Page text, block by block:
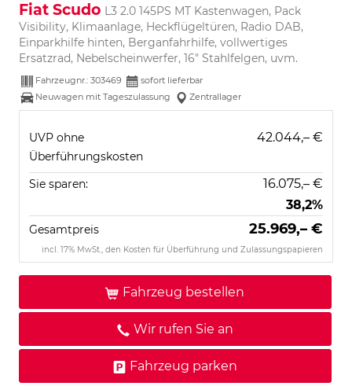
Fiat Scudo L3 2.0 145PS MT Kastenwagen, Pack
Visibility, Klimaanlage, Heckflügeltüren, Radio DAB,
Einparkhilfe hinten, Berganfahrhilfe, vollwertiges
Ersatzrad, Nebelscheinwerfer, 16" Stahlfelgen, uvm.
Fahrzeugnr.: 303469
sofort lieferbar
Neuwagen mit Tageszulassung
Zentrallager
UVP ohne
Überführungskosten
42.044,– €
Sie sparen:
16.075,– €
38,2%
Gesamtpreis 25.969,– €
incl. 17% MwSt., den Kosten für Überführung und Zulassungspapieren
Fahrzeug bestellen
Wir rufen Sie an
Fahrzeug parken